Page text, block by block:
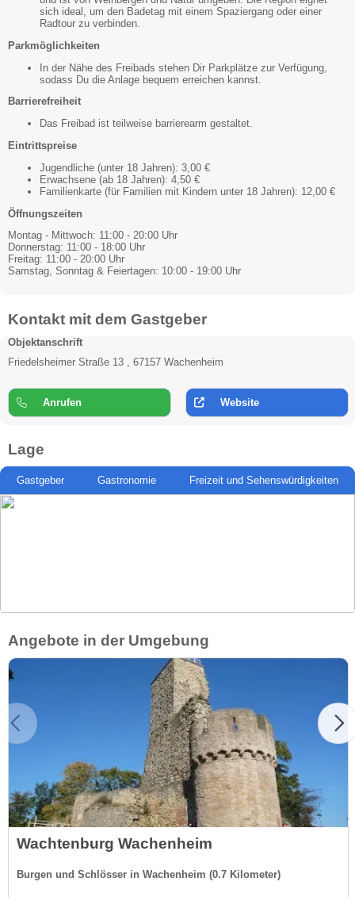
sich ideal, um den Badetag mit einem Spaziergang oder einer
Radtour zu verbinden.
Parkmöglichkeiten
In der Nähe des Freibads stehen Dir Parkplätze zur Verfügung,
sodass Du die Anlage bequem erreichen kannst.
Barrierefreiheit
Das Freibad ist teilweise barrierearm gestaltet.
Eintrittspreise
Jugendliche (unter 18 Jahren): 3,00 €
Erwachsene (ab 18 Jahren): 4,50 €
Familienkarte (für Familien mit Kindern unter 18 Jahren): 12,00 €
Öffnungszeiten
Montag - Mittwoch: 11:00 - 20:00 Uhr
Donnerstag: 11:00 - 18:00 Uhr
Freitag: 11:00 - 20:00 Uhr
Samstag, Sonntag & Feiertagen: 10:00 - 19:00 Uhr
Kontakt mit dem Gastgeber
Objektanschrift
Friedelsheimer Straße 13 , 67157 Wachenheim
Anrufen Website
Lage
Gastgeber Gastronomie Freizeit und Sehenswürdigkeiten
Angebote in der Umgebung
Wachtenburg Wachenheim
Burgen und Schlösser in Wachenheim (0.7 Kilometer)